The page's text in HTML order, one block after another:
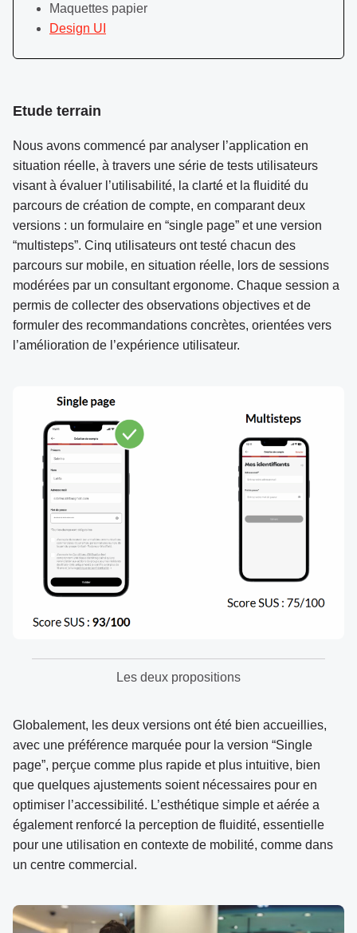
Maquettes papier
Design UI
Etude terrain
Nous avons commencé par analyser l’application en
situation réelle, à travers une série de tests utilisateurs
visant à évaluer l’utilisabilité, la clarté et la fluidité du
parcours de création de compte, en comparant deux
versions : un formulaire en “single page” et une version
“multisteps”. Cinq utilisateurs ont testé chacun des
parcours sur mobile, en situation réelle, lors de sessions
modérées par un consultant ergonome. Chaque session a
permis de collecter des observations objectives et de
formuler des recommandations concrètes, orientées vers
l’amélioration de l’expérience utilisateur.
Les deux propositions
Globalement, les deux versions ont été bien accueillies,
avec une préférence marquée pour la version “Single
page”, perçue comme plus rapide et plus intuitive, bien
que quelques ajustements soient nécessaires pour en
optimiser l’accessibilité. L’esthétique simple et aérée a
également renforcé la perception de fluidité, essentielle
pour une utilisation en contexte de mobilité, comme dans
un centre commercial.